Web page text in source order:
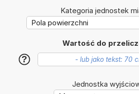
Kategoria jednostek
Wartość do
?
Jednostka